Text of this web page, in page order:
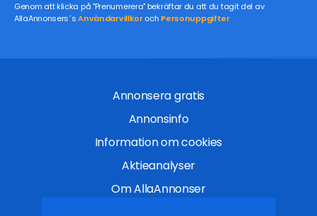
Genom att klicka på "Prenumerera" bekräftar du att du tagit del av
AllaAnnonsers´sAnvändarvillkoroch Personuppgifter
Annonsera gratis
Annonsinfo
Information om cookies
Aktieanalyser
Om AllaAnnonser